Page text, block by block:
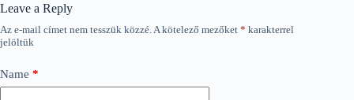
Leave a Reply
Az e-mail címet nem tesszük közzé. A kötelező mezőket * karakterrel
jelöltük
Name *